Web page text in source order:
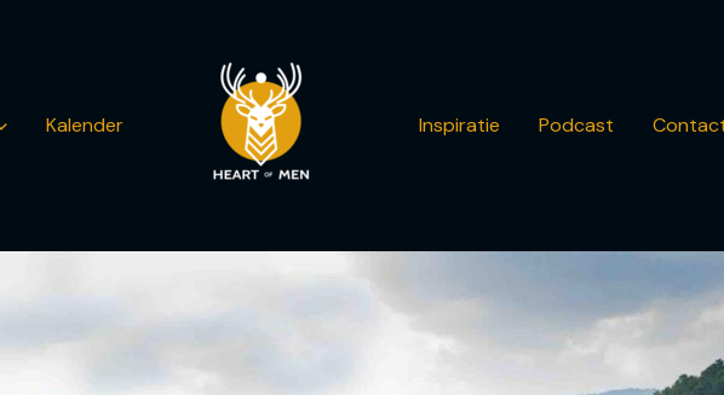
Kalender Inspiratie Podcast